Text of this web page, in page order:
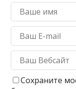
Сохраните